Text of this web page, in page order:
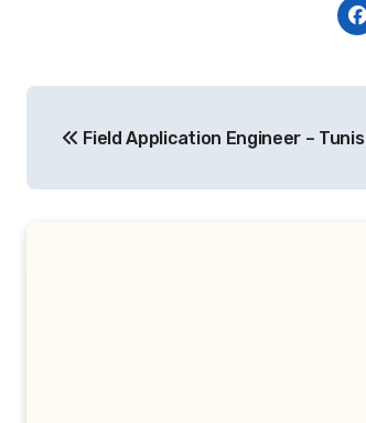
de
l’article
Field Application Engineer – Tunis